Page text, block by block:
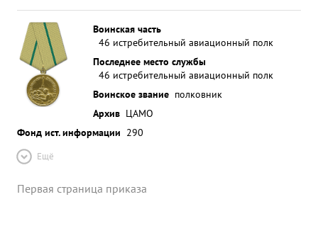
Воинская часть
46 истребительный авиационный полк
Последнее место службы
46 истребительный авиационный полк
Воинское звание полковник
Архив ЦАМО
Фонд ист. информации 290
Ещё
Первая страница приказа